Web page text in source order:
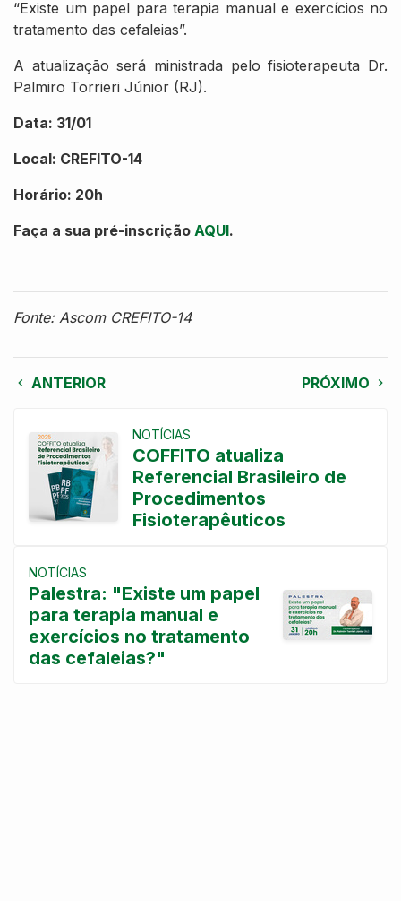
“Existe um papel para terapia manual e exercícios no
tratamento das cefaleias”.
A atualização será ministrada pelo fisioterapeuta Dr.
Palmiro Torrieri Júnior (RJ).
Data: 31/01
Local: CREFITO-14
Horário: 20h
Faça a sua pré-inscrição AQUI.
Fonte: Ascom CREFITO-14
ANTERIOR PRÓXIMO
NOTÍCIAS
COFFITO atualiza
Referencial Brasileiro de
Procedimentos
Fisioterapêuticos
NOTÍCIAS
Palestra: "Existe um papel
para terapia manual e
exercícios no tratamento
das cefaleias?"